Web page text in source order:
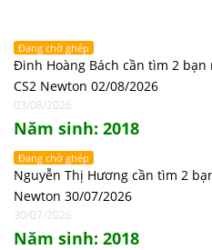
Đang chờ ghép
Đinh Hoàng Bách cần tìm 2 bạn
CS2 Newton 02/08/2026
03/08/2026
Năm sinh: 2018
Đang chờ ghép
Nguyễn Thị Hương cần tìm 2
Newton 30/07/2026
30/07/2026
Năm sinh: 2018